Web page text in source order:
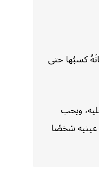
كسبُها حتى
ويحب
عينيه شخصًا